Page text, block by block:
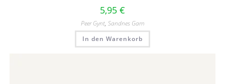
5,95 €
Peer Gynt, Sandnes Garn
In den Warenkorb